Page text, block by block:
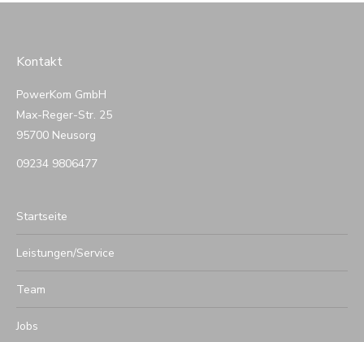
Kontakt
PowerKom GmbH
Max-Reger-Str. 25
95700 Neusorg
09234 9806477
Startseite
Leistungen/Service
Team
Jobs